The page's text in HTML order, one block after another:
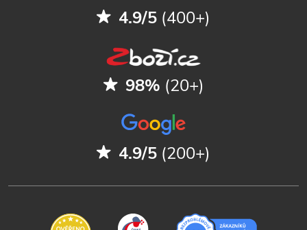
4.9/5 (400+)
98% (20+)
4.9/5 (200+)